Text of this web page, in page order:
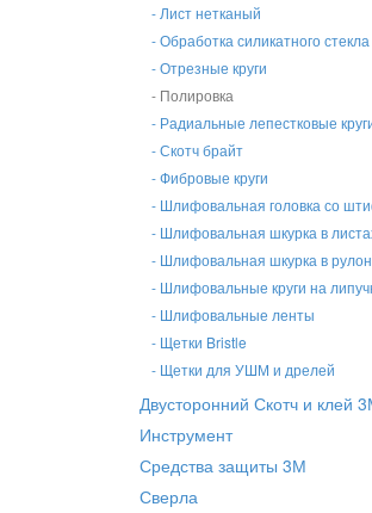
- Лист нетканый
- Обработка силикатного стекла
- Отрезные круги
- Полировка
- Радиальные лепестковые
- Скотч брайт
- Фибровые круги
- Шлифовальная головка со
- Шлифовальная шкурка в
- Шлифовальная шкурка в
- Шлифовальные круги на
- Шлифовальные ленты
- Щетки Bristle
- Щетки для УШМ и дрелей
Двусторонний Скотч и клей
Инструмент
Средства защиты 3М
Сверла